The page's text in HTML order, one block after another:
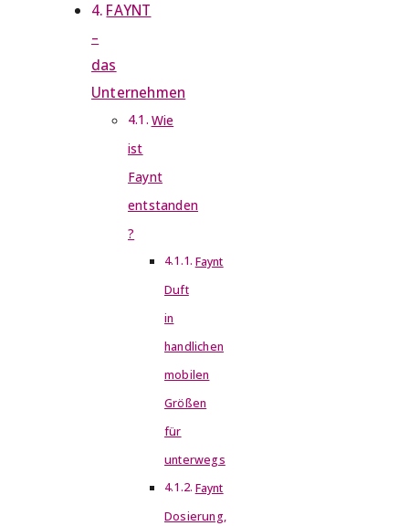
FAYNT
–
das
Unternehmen
Wie
ist
Faynt
entstanden
?
Faynt
Duft
in
handlichen
mobilen
Größen
für
unterwegs
Faynt
Dosierung,